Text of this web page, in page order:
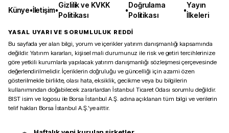
Künye•İletişim•
Gizlilik ve KVKK
Politikası
•
Doğrulama
Politikası
•
Yayın
İlkeleri
YASAL UYARI VE SORUMLULUK REDDİ
Bu sayfada yer alan bilgi, yorum ve içerikler yatırım danışmanlığı kapsamında
değildir. Yatırım kararları, kişisel mali durumunuz ile risk ve getiri tercihlerinize
göre yetkili kurumlarla yapılacak yatırım danışmanlığı sözleşmesi çerçevesinde
değerlendirilmelidir. İçeriklerin doğruluğu ve güncelliği için azami özen
gösterilmekle birlikte, olası hata, eksiklik, gecikme veya bu bilgilerin
kullanımından doğabilecek zararlardan İstanbul Ticaret Odası sorumlu değildir.
BIST isim ve logosu ile Borsa İstanbul A.Ş. adına açıklanan tüm bilgi ve verilerin
telif hakları Borsa İstanbul A.Ş.’ye aittir.